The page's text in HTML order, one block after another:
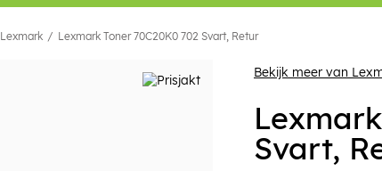
Lexmark Lexmark Toner 70C20K0 702 Svart, Retur
Bekijk meer van
Svart,